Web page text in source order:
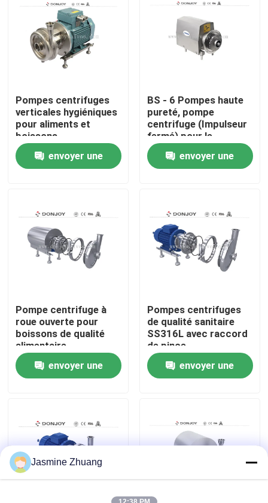
À la maison
vidéos
À propos de nous
Visite de l'usine
Contrôle de la qualité
Nouvelles
Demandez un devis
Soupape à diaphragme sanitaire
Pompes centrifuges
verticales hygiéniques
pour aliments et
boissons
envoyer une
BS - 6 Pompes haute
pureté, pompe
centrifuge (Impulseur
fermé) pour le
contrôle des fluides
envoyer une
Pompe centrifuge à
roue ouverte pour
boissons de qualité
alimentaire
envoyer une
Pompes centrifuges
de qualité sanitaire
SS316L avec raccord
de pince
envoyer une
Jasmine Zhuang